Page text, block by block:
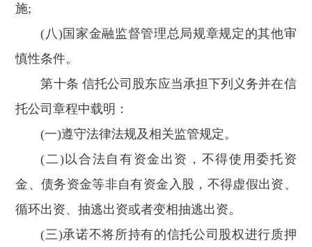
施;
(八)国家金融监督管理总局规章规定的其他审
慎性条件。
第十条 信托公司股东应当承担下列义务并在信
托公司章程中载明：
(一)遵守法律法规及相关监管规定。
(二)以合法自有资金出资，不得使用委托资
金、债务资金等非自有资金入股，不得虚假出资、
循环出资、抽逃出资或者变相抽逃出资。
(三)承诺不将所持有的信托公司股权进行质押